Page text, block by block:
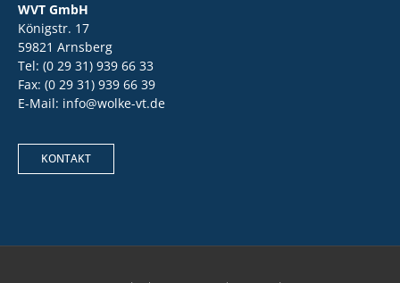
WVT GmbH
Königstr. 17
59821 Arnsberg
Tel: (0 29 31) 939 66 33
Fax: (0 29 31) 939 66 39
E-Mail: info@wolke-vt.de
KONTAKT